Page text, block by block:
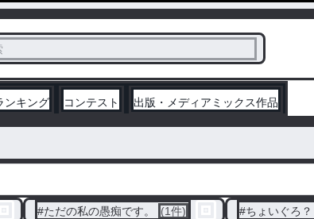
ンキング コンテスト 出版・メディアミックス作品
#ただの私の愚痴です。 (1件) #ちょいぐろ？